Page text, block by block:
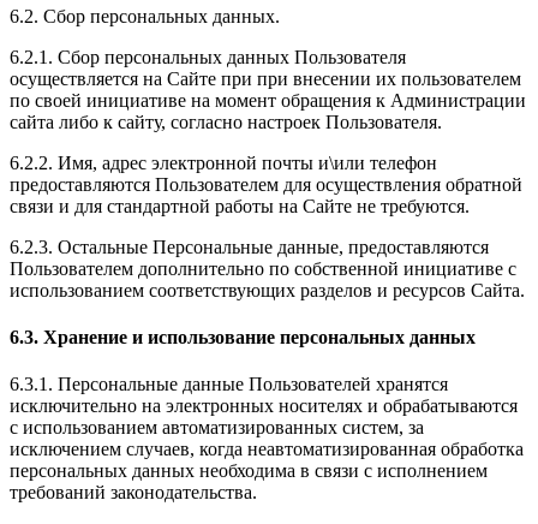
6.2. Сбор персональных данных.
6.2.1. Сбор персональных данных Пользователя
осуществляется на Сайте при при внесении их пользователем
по своей инициативе на момент обращения к Администрации
сайта либо к сайту, согласно настроек Пользователя.
6.2.2. Имя, адрес электронной почты и\или телефон
предоставляются Пользователем для осуществления обратной
связи и для стандартной работы на Сайте не требуются.
6.2.3. Остальные Персональные данные, предоставляются
Пользователем дополнительно по собственной инициативе с
использованием соответствующих разделов и ресурсов Сайта.
6.3. Хранение и использование персональных данных
6.3.1. Персональные данные Пользователей хранятся
исключительно на электронных носителях и обрабатываются
с использованием автоматизированных систем, за
исключением случаев, когда неавтоматизированная обработка
персональных данных необходима в связи с исполнением
требований законодательства.